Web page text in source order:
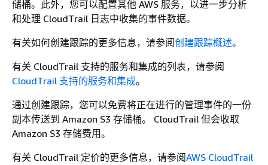
储桶。此外，您可以配置其他 AWS 服务，以进一步分析
和处理 CloudTrail 日志中收集的事件数据。
有关如何创建跟踪的更多信息，请参阅创建跟踪概述。
有关 CloudTrail 支持的服务和集成的列表，请参阅
CloudTrail 支持的服务和集成。
通过创建跟踪，您可以免费将正在进行的管理事件的一份
副本传送到 Amazon S3 存储桶。 CloudTrail 但会收取
Amazon S3 存储费用。
有关 CloudTrail 定价的更多信息，请参阅AWS CloudTrail